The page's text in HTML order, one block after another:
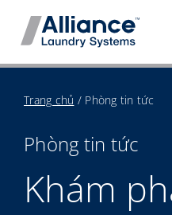
qua
Sự nghiệp
Trang chủ / Phòng tin tức
Phòng tin tức
Khám